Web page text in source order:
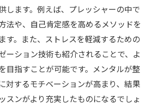
します。例えば、プレッシャーの中で
法や、自己肯定感を高めるメソッドを
す。また、ストレスを軽減するための
ーション技術も紹介されることで、よ
目指すことが可能です。メンタルが整
対するモチベーションが高まり、結果
スンがより充実したものになるでしょ